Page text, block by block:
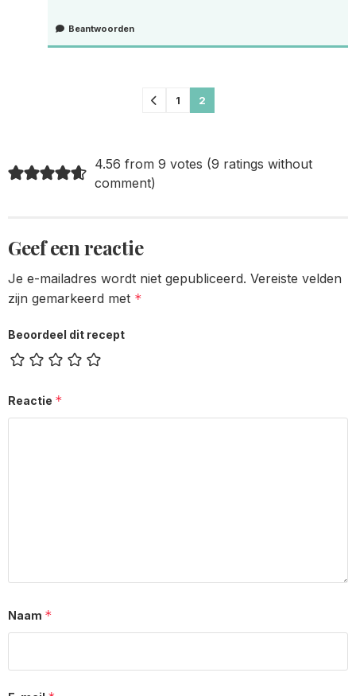
Beantwoorden
1 2
4.56 from 9 votes (9 ratings without
comment)
Geef een reactie
Je e-mailadres wordt niet gepubliceerd. Vereiste velden
zijn gemarkeerd met *
Beoordeel dit recept
Reactie *
Naam *